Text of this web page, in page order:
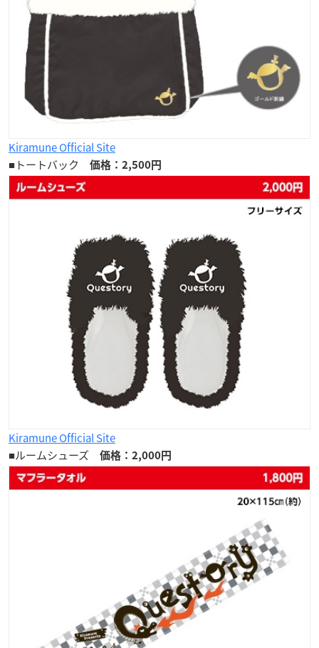
Kiramune Official Site
■トートバック
価格：2,500円
Kiramune Official Site
■ルームシューズ
価格：2,000円